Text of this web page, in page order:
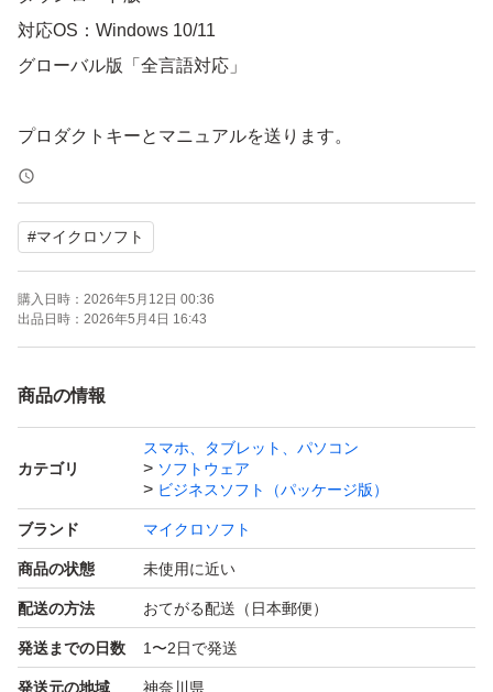
対応OS：Windows 10/11
グローバル版「全言語対応」
プロダクトキーとマニュアルを送ります。
(安く供給のため、パッケージ及びカードは付きません。
ご了承の上、ご購入下さい。)
プロダクトキー入力ページ：
https://www.office.com/setup
マイクロソフトアカウントでサインイン、
キーを入力してソフトをダウンロードできます。
★オンラインで速やか、簡単にインストール（約30分～1
時間）★
Word 2021、Excel 2021、Outlook 2021、PowerPoint202
1、OneNote 2021、Access 2021、 Publisher 2021、Info
Path 2021、Microsoft Teamsの含まれるアプリケーション
#マイクロソフト
購入日時： 2026年5月12日 00:36
出品日時： 2026年5月4日 16:43
商品の情報
カテゴリ
スマホ、タブレット、パソコン
ソフトウェア
ビジネスソフト（パッケージ版）
ブランド マイクロソフト
商品の状態 未使用に近い
配送の方法 おてがる配送（日本郵便）
発送までの日数 1〜2日で発送
発送元の地域 神奈川県